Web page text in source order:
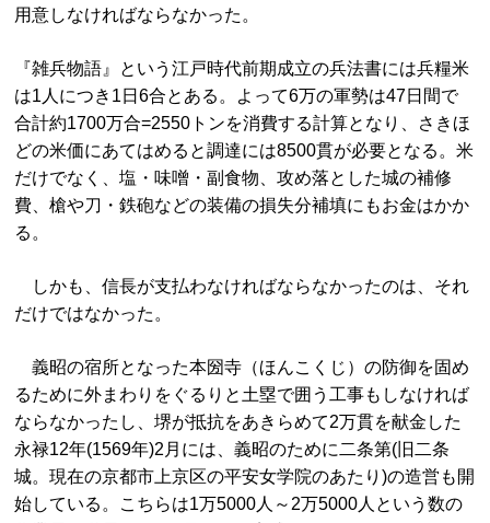
用意しなければならなかった。
『雑兵物語』という江戸時代前期成立の兵法書には兵糧米
は1人につき1日6合とある。よって6万の軍勢は47日間で
合計約1700万合=2550トンを消費する計算となり、さきほ
どの米価にあてはめると調達には8500貫が必要となる。米
だけでなく、塩・味噌・副食物、攻め落とした城の補修
費、槍や刀・鉄砲などの装備の損失分補填にもお金はかか
る。
しかも、信長が支払わなければならなかったのは、それ
だけではなかった。
義昭の宿所となった本圀寺（ほんこくじ）の防御を固め
るために外まわりをぐるりと土塁で囲う工事もしなければ
ならなかったし、堺が抵抗をあきらめて2万貫を献金した
永禄12年(1569年)2月には、義昭のために二条第(旧二条
城。現在の京都市上京区の平安女学院のあたり)の造営も開
始している。こちらは1万5000人～2万5000人という数の